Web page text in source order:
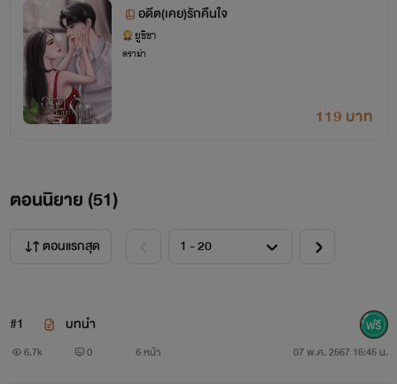
อดีต(เคย)รักคืนใจ
ยูชิชา
ดราม่า
119 บาท
ตอนนิยาย (51)
ตอนแรกสุด
#1 บทนำ
6.7k 0 6 หน้า 07 พ.ค. 2567 16:45 น.